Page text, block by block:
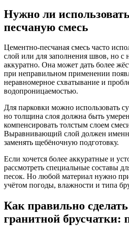
Нужно ли
песчаную смесь
Цементно-песчаная смесь часто
слой или для заполнения швов, но с
аккуратно. Она может дать более
при неправильном применении
неравномерное схватывание и
водопроницаемостью.
Для парковки можно использовать
но толщина слоя должна быть
компенсировать толстым слоем
Выравнивающий слой должен
заменять щебёночную подготовку.
Если хочется более аккуратные и
рассмотреть специальные составы
песок. Но любой материал нужно
учётом погоды, влажности и типа
Как правильно
гранитной брусчатки: